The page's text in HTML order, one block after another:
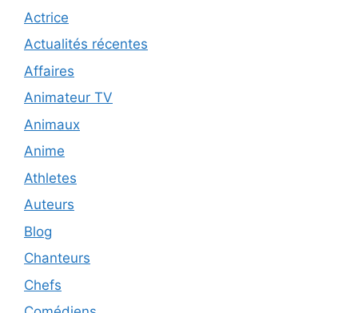
Actrice
Actualités récentes
Affaires
Animateur TV
Animaux
Anime
Athletes
Auteurs
Blog
Chanteurs
Chefs